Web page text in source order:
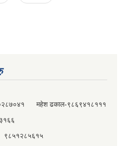
महेश ढकाल-९८६९४१८१११